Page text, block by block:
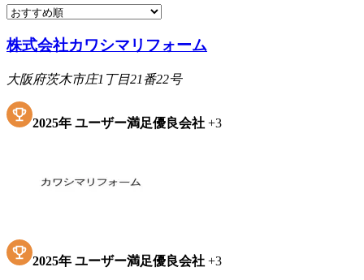
株式会社カワシマリフォーム
大阪府茨木市庄1丁目21番22号
2025年 ユーザー満足優良会社 +3
2025年 ユーザー満足優良会社 +3